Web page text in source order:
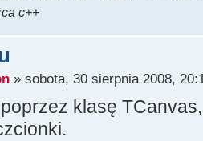
c++
» sobota, 30 sierpnia 2008,
klasę